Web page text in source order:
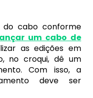
do cabo conforme
um cabo de
as edições em
no croqui, dê um
Com isso, a
deve ser